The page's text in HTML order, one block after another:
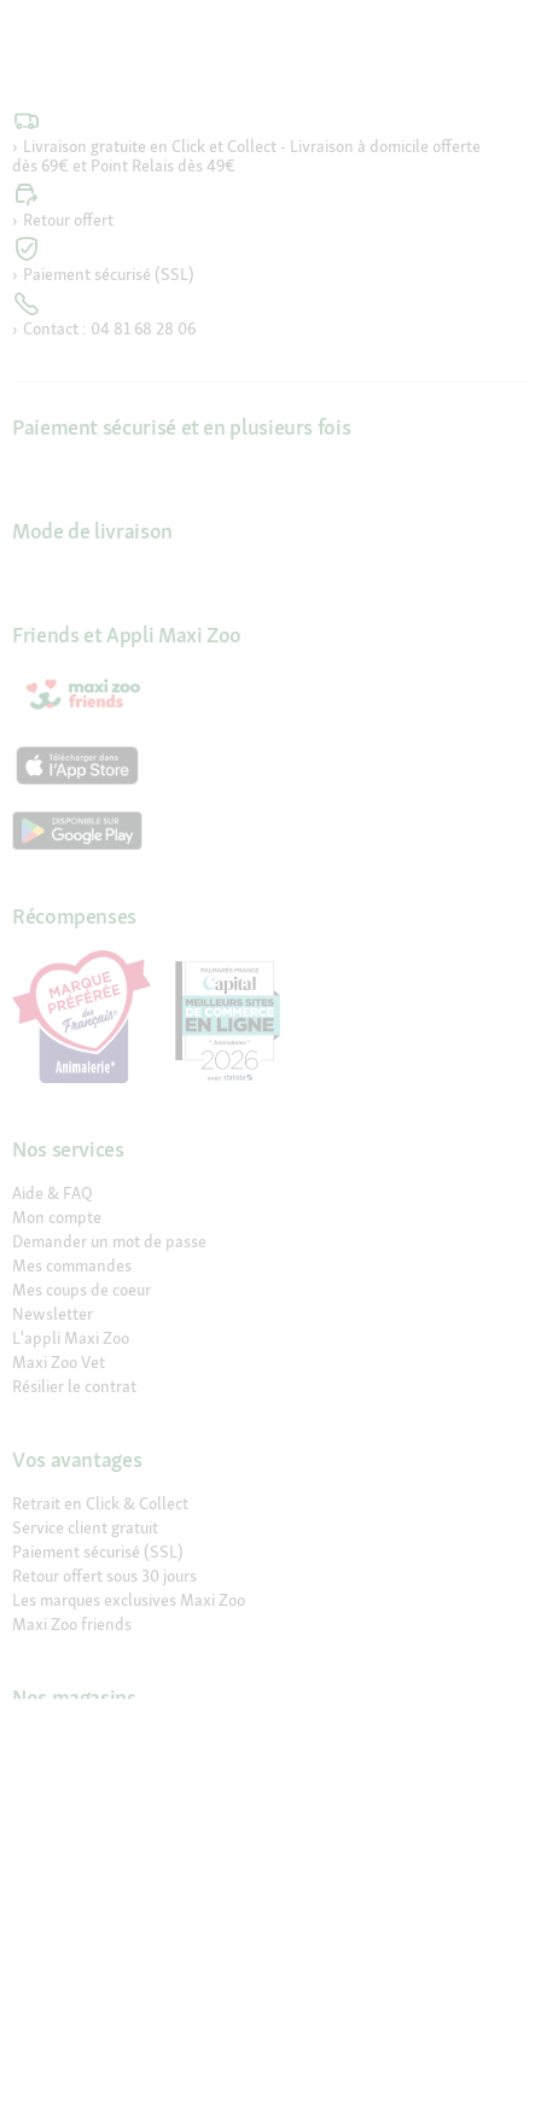
Livraison gratuite en Click et Collect - Livraison à domicile offerte
dès 69€ et Point Relais dès 49€
Retour offert
Paiement sécurisé (SSL)
Contact : 04 81 68 28 06
Paiement sécurisé et en plusieurs fois
Mode de livraison
Friends et Appli Maxi Zoo
Récompenses
Nos services
Aide & FAQ
Mon compte
Demander un mot de passe
Mes commandes
Mes coups de coeur
Newsletter
L'appli Maxi Zoo
Maxi Zoo Vet
Résilier le contrat
Vos avantages
Retrait en Click & Collect
Service client gratuit
Paiement sécurisé (SSL)
Retour offert sous 30 jours
Les marques exclusives Maxi Zoo
Maxi Zoo friends
Nos magasins